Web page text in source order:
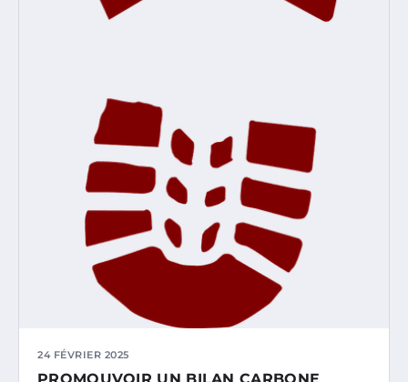
24 FÉVRIER 2025
PROMOUVOIR UN BILAN CARBONE